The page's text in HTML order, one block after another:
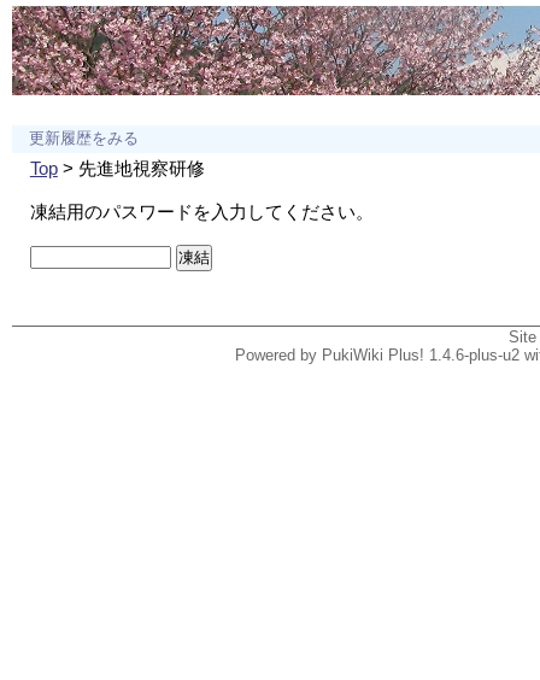
更新履歴をみる
Top> 先進地視察研修
凍結用のパスワードを入力してください。
Powered by PukiWiki Plus! 1.4.6-plus-u2